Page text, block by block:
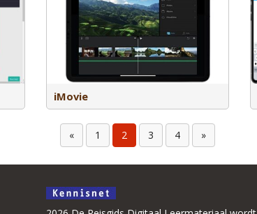
iMovie
en
Hoy is een app die alle
schoolcommunicatie bundelt op één
centrale plek. Het vervangt losse e-
mails, WhatsApp-berichten, brieven en
nieuwsbrieven door een overzichtelijke
« 1 2 3 4 »